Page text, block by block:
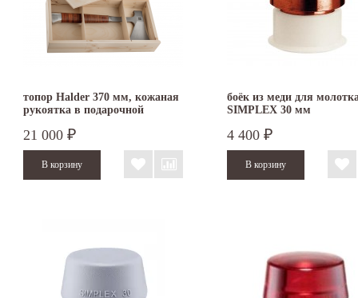
топор Halder 370 мм, кожаная
рукоятка в подарочной
21 000 ₽
боёк из меди для
SIMPLEX 30 мм
4 400 ₽